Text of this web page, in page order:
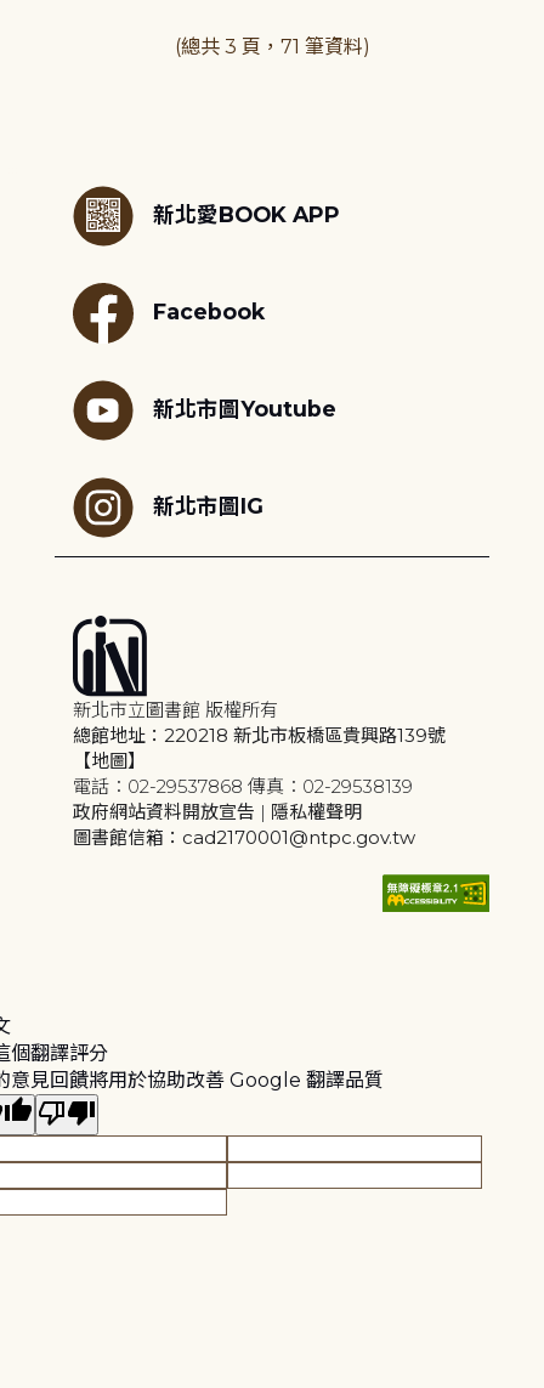
(總共 3 頁，71 筆資料)
新北愛BOOK APP
Facebook
新北市圖Youtube
新北市圖IG
新北市立圖書館 版權所有
總館地址：220218 新北市板橋區貴興路139號
【地圖】
電話：02-29537868 傳真：02-29538139
政府網站資料開放宣告 | 隱私權聲明
圖書館信箱：cad2170001@ntpc.gov.tw
個翻譯評分
意見回饋將用於協助改善 Google 翻譯品質